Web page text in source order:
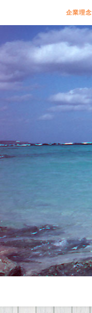
企業理念